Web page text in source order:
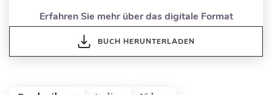
Erfahren Sie mehr über das digitale Format
BUCH HERUNTERLADEN